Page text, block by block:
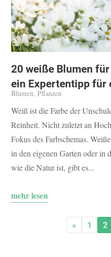
20 weiße Blumen
ein Expertentipp für
Blumen,Pflanzen
Weiß ist die Farbe der
Reinheit. Nicht zuletzt an
Fokus des Farbschemas.
in den eigenen Garten oder in
wie die Natur ist, gibt es...
mehr lesen
« 1 2